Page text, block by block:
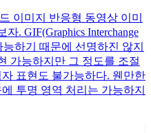
이미지 반응형 동영상 이미
. GIF(Graphics Interchange
하기 때문에 선명하진 않지
가능하지만 그 정도를 조절
표현도 불가능하다. 웬만한
투명 영역 처리는 가능하지